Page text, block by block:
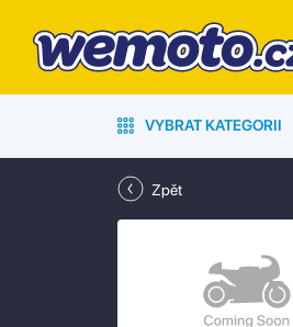
VYBRAT KATEGORII
Zpět